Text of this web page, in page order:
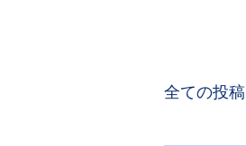
全ての投稿